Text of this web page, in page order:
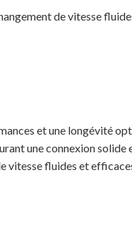
panier
de vitesse
et une longévité
une connexion solide
vitesse fluides et